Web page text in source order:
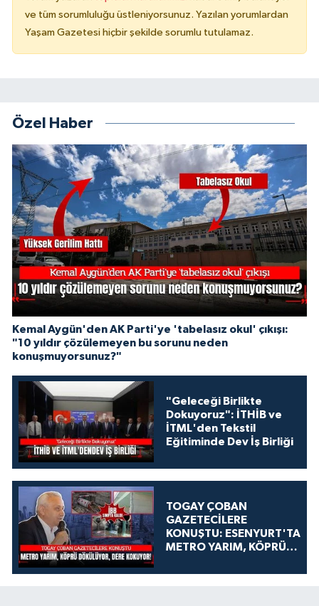
ve tüm sorumluluğu üstleniyorsunuz. Yazılan yorumlardan
Yaşam Gazetesi hiçbir şekilde sorumlu tutulamaz.
Özel Haber
Kemal Aygün'den AK Parti'ye 'tabelasız okul' çıkışı:
"10 yıldır çözülemeyen bu sorunu neden
konuşmuyorsunuz?"
"Geleceği Birlikte
Dokuyoruz": İTHİB ve
İTML'den Tekstil
Eğitiminde Dev İş Birliği
TOGAY ÇOBAN
GAZETECİLERE
KONUŞTU: ESENYURT'TA
METRO YARIM, KÖPRÜ
KOKUYOR!